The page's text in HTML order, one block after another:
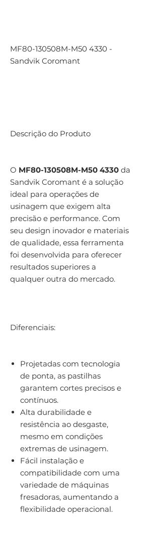
MF80-130508M-M50 4330 -
Sandvik Coromant
Descrição do Produto
O MF80-130508M-M50 4330 da
Sandvik Coromant é a solução
ideal para operações de
usinagem que exigem alta
precisão e performance. Com
seu design inovador e materiais
de qualidade, essa ferramenta
foi desenvolvida para oferecer
resultados superiores a
qualquer outra do mercado.
Diferenciais:
Projetadas com tecnologia
de ponta, as pastilhas
garantem cortes precisos e
contínuos.
Alta durabilidade e
resistência ao desgaste,
mesmo em condições
extremas de usinagem.
Fácil instalação e
compatibilidade com uma
variedade de máquinas
fresadoras, aumentando a
flexibilidade operacional.